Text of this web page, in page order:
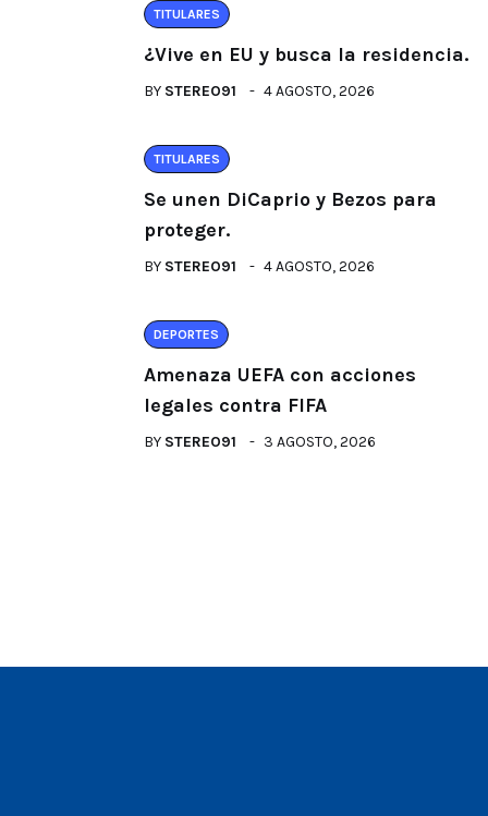
TITULARES
¿Vive en EU y busca la residencia.
BY STEREO91 4 AGOSTO, 2026
TITULARES
Se unen DiCaprio y Bezos para
proteger.
BY STEREO91 4 AGOSTO, 2026
DEPORTES
Amenaza UEFA con acciones
legales contra FIFA
BY STEREO91 3 AGOSTO, 2026